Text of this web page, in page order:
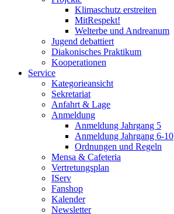
Klimaschutz erstreiten
MitRespekt!
Welterbe und Andreanum
Jugend debattiert
Diakonisches Praktikum
Kooperationen
Service
Kategorieansicht
Sekretariat
Anfahrt & Lage
Anmeldung
Anmeldung Jahrgang 5
Anmeldung Jahrgang 6-10
Ordnungen und Regeln
Mensa & Cafeteria
Vertretungsplan
IServ
Fanshop
Kalender
Newsletter